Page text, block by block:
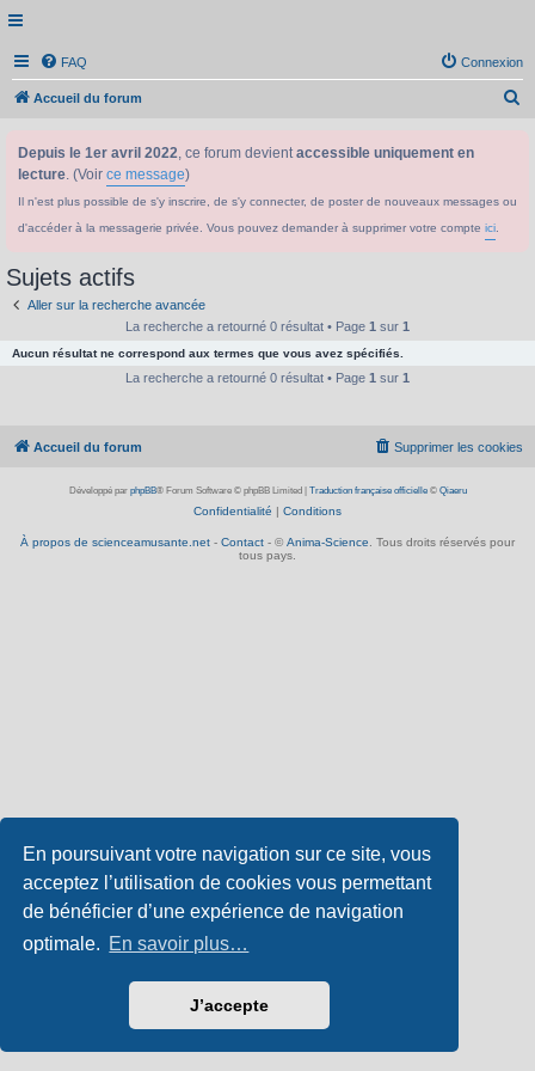
En poursuivant votre navigation sur ce site, vous
acceptez l’utilisation de cookies vous permettant
de bénéficier d’une expérience de navigation
optimale. En savoir plus…
J’accepte
FAQ Connexion
Accueil du forum
Depuis le 1er avril 2022, ce forum devientaccessible uniquement en
lecture. (Voir ce message)
Il n'est plus possible de s'y inscrire, de s'y connecter, de poster de nouveaux messages ou
d'accéder à la messagerie privée. Vous pouvez demander à supprimer votre compte ici
Sujets actifs
Aller sur la recherche avancée
La recherche a retourné 0 résultat • Page 1 sur 1
Aucun résultat ne correspond aux termes que vous avez spécifiés.
La recherche a retourné 0 résultat • Page 1 sur 1
Accueil du forum Supprimer les cookies
Développé par phpBB® Forum Software © phpBB Limited Traduction française officielle© Qiaeru
Confidentialité | Conditions
À propos de scienceamusante.net - Contact - © Anima-Science. Tous droits réservés pour
tous pays.